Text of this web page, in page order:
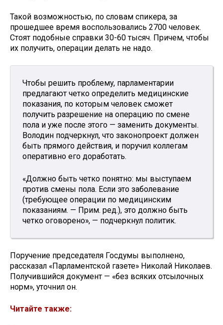
Такой возможностью, по словам спикера, за
прошедшее время воспользовались 2700 человек.
Стоят подобные справки 30-60 тысяч. Причем, чтобы
их получить, операции делать не надо.
Чтобы решить проблему, парламентарии
предлагают четко определить медицинские
показания, по которым человек сможет
получить разрешение на операцию по смене
пола и уже после этого — заменить документы.
Володин подчеркнул, что законопроект должен
быть прямого действия, и поручил коллегам
оперативно его доработать.​
«Должно быть четко понятно: мы выступаем
против смены пола. Если это заболевание
(требующее операции по медицинским
показаниям. — Прим. ред.), это должно быть
четко оговорено», — подчеркнул политик.
Поручение председателя Госдумы выполнено,
рассказал «Парламентской газете» Николай Николаев.
Получившийся документ — «без всяких отсылочных
норм», уточнил он.​
Читайте также: